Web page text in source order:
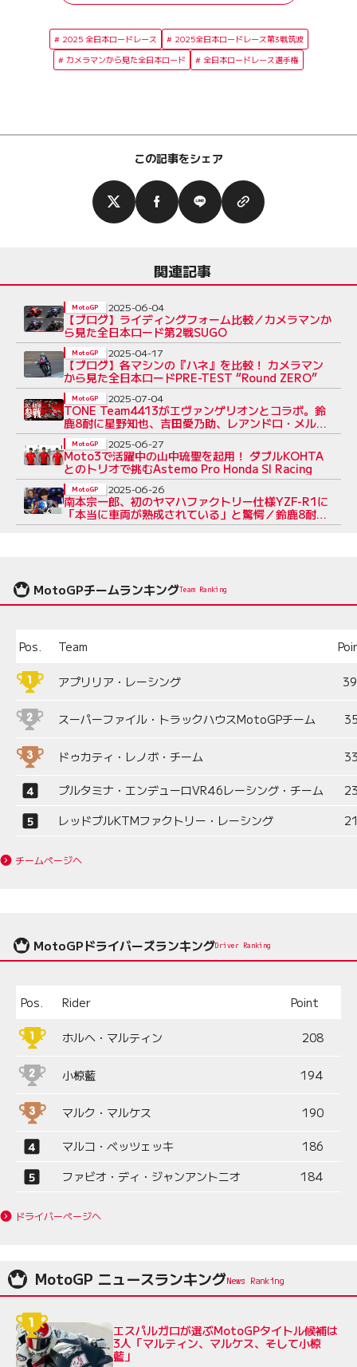
2025 全日本ロードレース
2025全日本ロードレース第3戦筑波
カメラマンから見た全日本ロード
全日本ロードレース選手権
この記事をシェア
関連記事
【ブログ】ライディングフォーム比較／カメラマンか
ら見た全日本ロード第2戦SUGO
MotoGP 2025-06-04
【ブログ】各マシンの『ハネ』を比較！ カメラマン
から見た全日本ロードPRE-TEST “Round ZERO”
MotoGP 2025-04-17
TONE Team4413がエヴァンゲリオンとコラボ。鈴
鹿8耐に星野知也、吉田愛乃助、レアンドロ・メルカ
ドを起用
MotoGP 2025-07-04
Moto3で活躍中の山中琉聖を起用！ ダブルKOHTA
とのトリオで挑むAstemo Pro Honda SI Racing
MotoGP 2025-06-27
南本宗一郎、初のヤマハファクトリー仕様YZF-R1に
「本当に車両が熟成されている」と驚愕／鈴鹿8耐テ
スト
MotoGP 2025-06-26
MotoGPチームランキングTeam Ranking
Pos. Team
アプリリア・レーシング
スーパーファイル・トラックハウスMotoGPチーム
ドゥカティ・レノボ・チーム
プルタミナ・エンデューロVR46レーシング・チーム
レッドブルKTMファクトリー・レーシング
チームページへ
MotoGPドライバーズランキングDriver Ranking
Pos. Rider Point
ホルヘ・マルティン 208
小椋藍 194
マルク・マルケス 190
マルコ・ベッツェッキ
186
ファビオ・ディ・ジャンアントニオ
184
ドライバーページへ
MotoGP ニュースランキング
エスパルガロが選ぶMotoGPタイトル候補は
3人「マルティン、マルケス、そして小椋
藍」